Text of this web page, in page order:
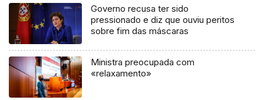
Governo recusa ter sido
pressionado e diz que ouviu peritos
sobre fim das máscaras
Ministra preocupada com
«relaxamento»